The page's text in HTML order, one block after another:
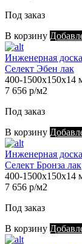
Под заказ
В корзину
Инженерная
Селект Эбен лак
400-1500х150х14
7 656 р/м2
Под заказ
В корзину
Инженерная
Селект Бронза лак
400-1500х150х14
7 656 р/м2
Под заказ
В корзину